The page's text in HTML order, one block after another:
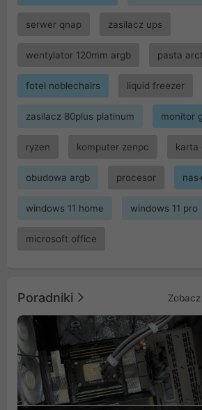
serwer qnap zasilacz ups
wentylator 120mm argb pasta
fotel noblechairs liquid freezer
zasilacz 80plus platinum monitor
ryzen komputer zenpc karta
obudowa argb procesor
windows 11 home windows 11 pro
microsoft office
Poradniki